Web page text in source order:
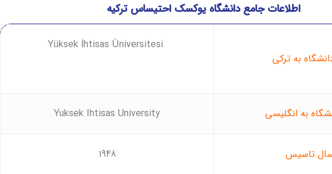
اطلاعات جامع دانشگاه یوکسک احتیساس ترکیه
به ترکی
به انگلیسی Yuksek Ihtisas University
تاسیس 1948